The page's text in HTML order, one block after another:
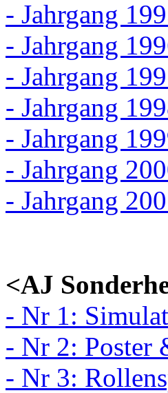
- Jahrgang
- Jahrgang
- Jahrgang
- Jahrgang
- Jahrgang
- Jahrgang
- Jahrgang
<AJ
- Nr 1:
- Nr 2: Poster
- Nr 3: